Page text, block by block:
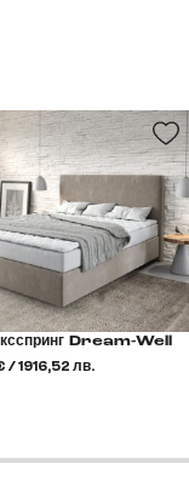
Dream-Well
/ 1916,52 лв.